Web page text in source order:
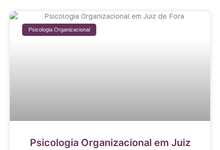
Psicologia Organizacional
Psicologia Organizacional em Juiz